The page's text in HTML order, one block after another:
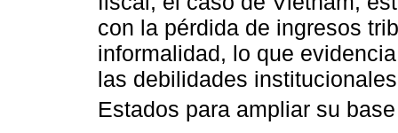
con la pérdida de ingresos
informalidad, lo que
las debilidades
Estados para ampliar su